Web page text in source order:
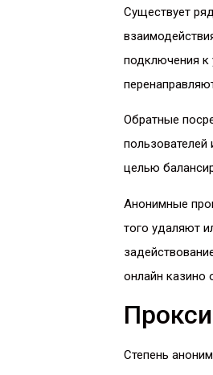
Существует
подключения к
Обратные
целью
Анонимные
того удаляют
онлайн казино
Степень